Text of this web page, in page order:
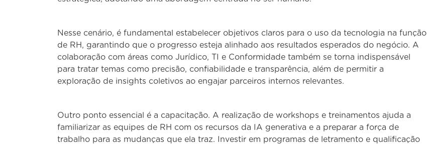
Nesse cenário, é fundamental estabelecer objetivos claros para o uso da tecnologia na função
de RH, garantindo que o progresso esteja alinhado aos resultados esperados do negócio. A
colaboração com áreas como Jurídico, TI e Conformidade também se torna indispensável
para tratar temas como precisão, confiabilidade e transparência, além de permitir a
exploração de insights coletivos ao engajar parceiros internos relevantes.
Outro ponto essencial é a capacitação. A realização de workshops e treinamentos ajuda a
familiarizar as equipes de RH com os recursos da IA generativa e a preparar a força de
trabalho para as mudanças que ela traz. Investir em programas de letramento e qualificação